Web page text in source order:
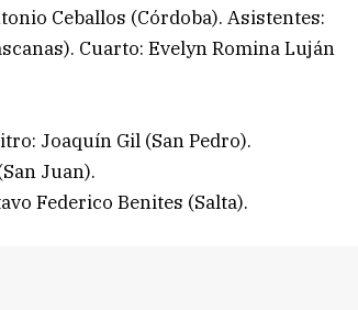
Ceballos (Córdoba). Asistentes:
Cuarto: Evelyn Romina Luján
Joaquín Gil (San Pedro).
Juan).
Federico Benites (Salta).